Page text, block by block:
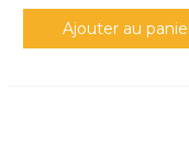
Ajouter au